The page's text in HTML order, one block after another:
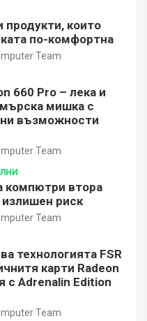
продукти, които
по-комфортна
Team
660 Pro – лека и
мишка с
възможности
Team
компютри втора
излишен риск
Team
технологията FSR
карти Radeon
с Adrenalin Edition
Team